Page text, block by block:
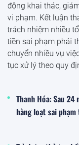
động khai thác,
vi phạm. Kết luận
trách nhiệm nhiều
tiền sai phạm phải
chuyển nhiều vụ
tục xử lý theo quy
Thanh Hóa: Sau
hàng loạt sai